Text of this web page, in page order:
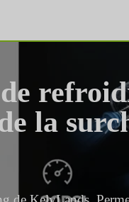
la